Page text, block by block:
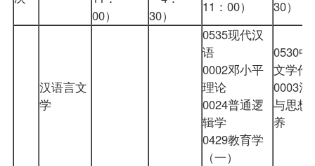
00）
30）
11：00）
30）
汉语言文
学
0535现代汉
语
0002邓小平
理论
0024普通逻
辑学
0429教育学
（一）
0530中
文学作
0003法
与思想
养